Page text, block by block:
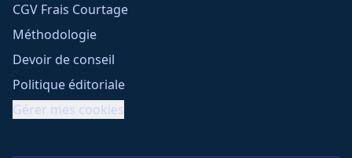
CGV Frais Courtage
Méthodologie
Devoir de conseil
Politique éditoriale
Gérer mes cookies